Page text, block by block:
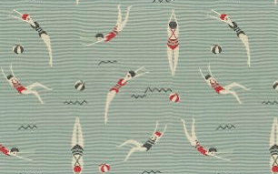
Nachhaltige
Moodboards aus